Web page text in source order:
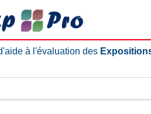
à l'évaluation des